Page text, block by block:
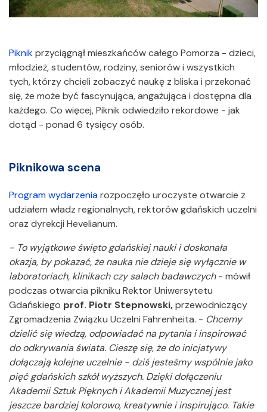
Piknikprzyciągnął mieszkańców całego Pomorza - dzieci,
młodzież, studentów, rodziny, seniorów i wszystkich
tych, którzy chcieli zobaczyć naukę z bliska i przekonać
się, że może być fascynująca, angażująca i dostępna dla
każdego. Co więcej, Piknik odwiedziło rekordowe - jak
dotąd - ponad 6 tysięcy osób.
Piknikowa scena
Program wydarzeniarozpoczęło uroczyste otwarcie z
udziałem władz regionalnych, rektorów gdańskich uczelni
oraz dyrekcji Hevelianum.
- To wyjątkowe święto gdańskiej nauki i doskonała
okazja, by pokazać, że nauka nie dzieje się wyłącznie w
laboratoriach, klinikach czy salach badawczych- mówił
podczas otwarcia pikniku Rektor Uniwersytetu
Gdańskiego prof. Piotr Stepnowski,przewodniczący
Zgromadzenia Związku Uczelni Fahrenheita. - Chcemy
dzielić się wiedzą, odpowiadać na pytania i inspirować
do odkrywania świata. Cieszę się, że do inicjatywy
dołączają kolejne uczelnie - dziś jesteśmy wspólnie jako
pięć gdańskich szkół wyższych. Dzięki dołączeniu
Akademii Sztuk Pięknych i Akademii Muzycznej jest
jeszcze bardziej kolorowo, kreatywnie i inspirująco. Takie